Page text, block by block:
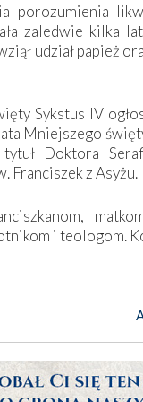
porozumienia
zaledwie kilka
udział papież
Sykstus IV
Mniejszego
Doktora
Franciszek z Asyżu.
i teologom.